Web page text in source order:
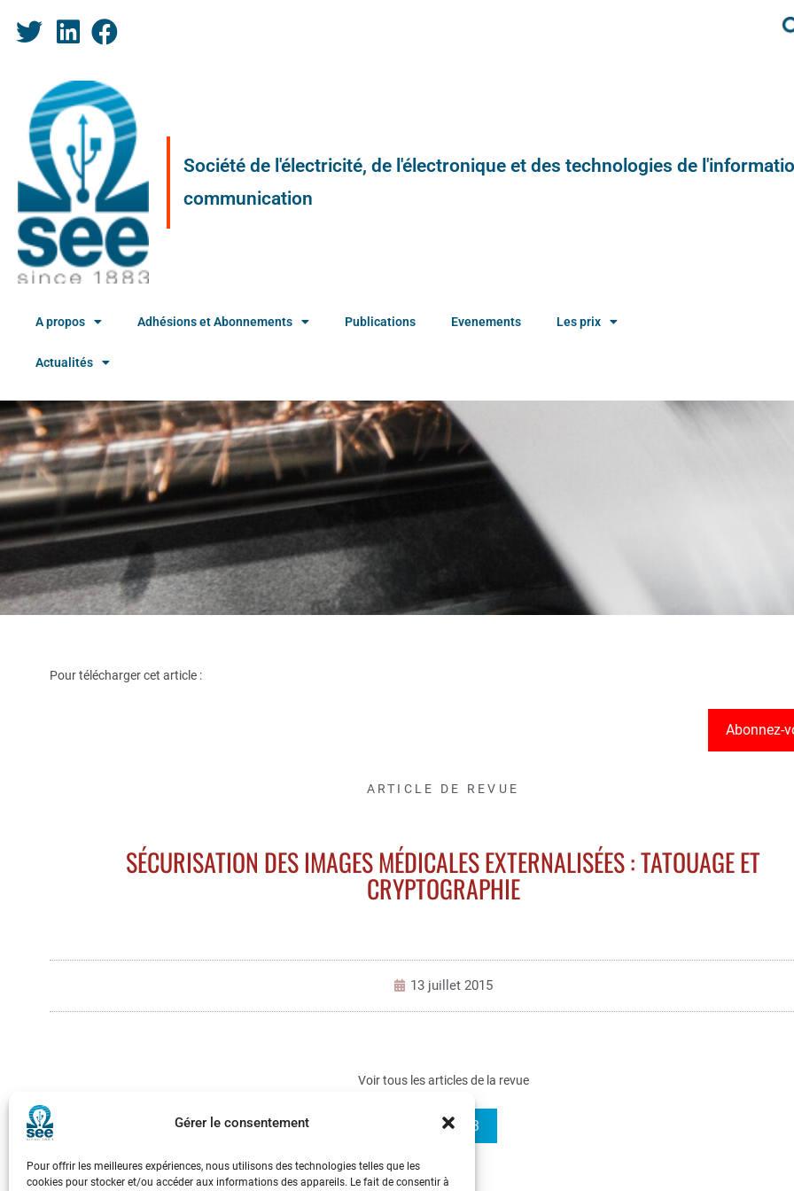
Gérer le consentement
Pour offrir les meilleures expériences, nous utilisons des technologies telles que les
cookies pour stocker et/ou accéder aux informations des appareils. Le fait de consentir à
Société de l'électricité, de l'électronique et des technologies de
communication
A propos Adhésions et Abonnements Publications Evenements Les prix
Actualités
Pour télécharger cet article :
Abonnez-
ARTICLE DE REVUE
SÉCURISATION DES IMAGES MÉDICALES EXTERNALISÉES : TATOUAGE ET
CRYPTOGRAPHIE
13 juillet 2015
Voir tous les articles de la revue
REE 2015-3